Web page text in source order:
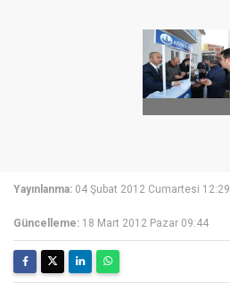
Yayınlanma: 04 Şubat 2012 Cumartesi 12:29
Güncelleme: 18 Mart 2012 Pazar 09:44